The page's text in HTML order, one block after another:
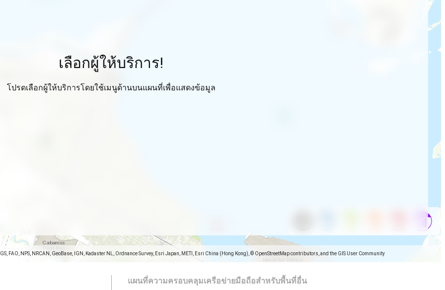
FAO, NPS, NRCAN, GeoBase, IGN, Kadaster NL, Ordnance Survey, Esri Japan, METI, Esri China (Hong Kong), © OpenStreetMap contributors, and the GIS User Community
เลือกผู้ให้บริการ!
โปรดเลือกผู้ให้บริการโดยใช้เมนูด้านบนแผนที่เพื่อแสดงข้อมูล
แผนที่ความครอบคลุมเครือข่ายมือถือสำหรับพื้นที่อื่น